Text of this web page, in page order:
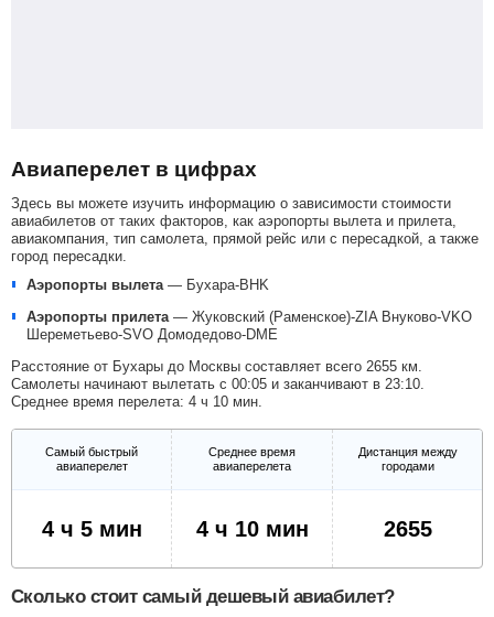
Авиаперелет в цифрах
Здесь вы можете изучить информацию о зависимости стоимости
авиабилетов от таких факторов, как аэропорты вылета и прилета,
авиакомпания, тип самолета, прямой рейс или с пересадкой, а также
город пересадки.
Аэропорты вылета — Бухара-BHK
Аэропорты прилета — Жуковский (Раменское)-ZIA Внуково-VKO
Шереметьево-SVO Домодедово-DME
Расстояние от Бухары до Москвы составляет всего 2655 км.
Самолеты начинают вылетать с 00:05 и заканчивают в 23:10.
Среднее время перелета: 4 ч 10 мин.
Самый быстрый
авиаперелет
Среднее время
авиаперелета
Дистанция между
городами
4 ч 5 мин 4 ч 10 мин 2655
Сколько стоит самый дешевый авиабилет?